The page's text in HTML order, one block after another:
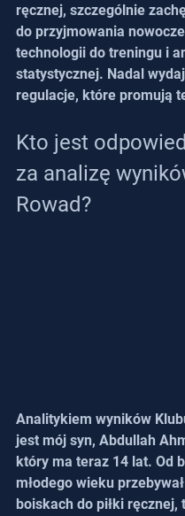
ręcznej, szczególnie
do przyjmowania
technologii do treningu i
statystycznej. Nadal
regulacje, które promują
Kto jest
za analizę
Rowad?
Analitykiem wyników
jest mój syn, Abdullah
który ma teraz 14 lat. Od
młodego wieku
boiskach do piłki ręcznej,